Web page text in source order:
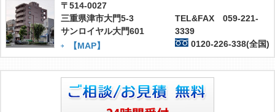
〒514-0027
三重県津市大門5-3
サンロイヤル大門601
【MAP】
TEL&FAX 059-221-
3339
0120-226-338(全国)